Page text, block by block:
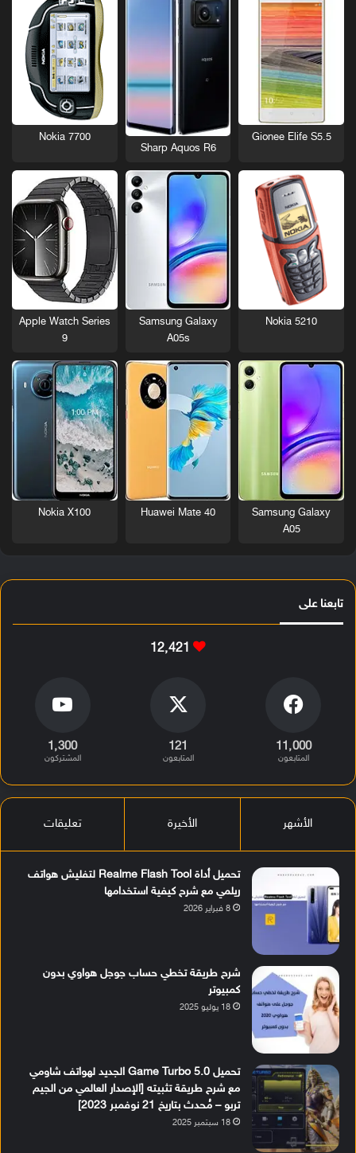
Gionee Elife S5.5
Sharp Aquos R6
Nokia 7700
Nokia 5210
Samsung Galaxy
A05s
Apple Watch Series
9
Samsung Galaxy
A05
Huawei Mate 40
Nokia X100
تابعنا على
12٬421
11٬000
المتابعون
121
المتابعون
1٬300
المشتركون
الأشهر الأخيرة تعليقات
تحميل أداة Realme Flash Tool لتفليش هواتف
ريلمي مع شرح كيفية استخدامها
8 فبراير 2026
شرح طريقة تخطي حساب جوجل هواوي بدون
كمبيوتر
18 يوليو 2025
تحميل Game Turbo 5.0 الجديد لهواتف شاومي
مع شرح طريقة تثبيته [الإصدار العالمي من الجيم
تربو – مُحدث بتاريخ 21 نوفمبر 2023]
18 سبتمبر 2025